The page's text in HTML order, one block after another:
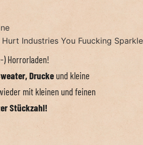
) Horrorladen!
Drucke und kleine
mit kleinen und feinen
Stückzahl!